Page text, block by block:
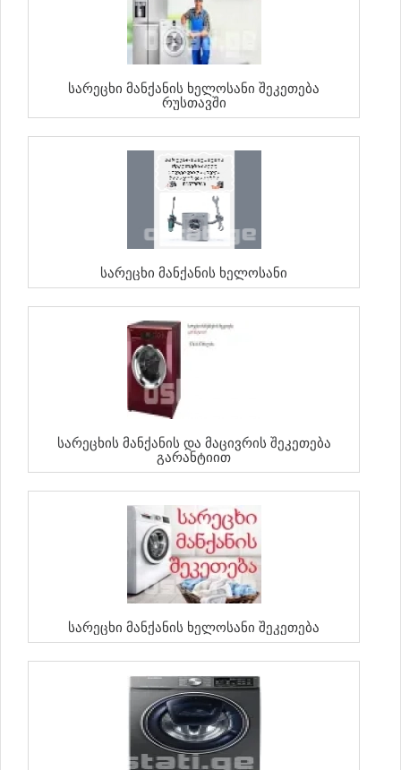
Სარეცხი Მანქანის Ხელოსანი Შეკეთება
Რუსთავში
Სარეცხი Მანქანის Ხელოსანი
Სარეცხის Მანქანის Და Მაცივრის Შეკეთება
Გარანტიით
Სარეცხი Მანქანის Ხელოსანი Შეკეთება